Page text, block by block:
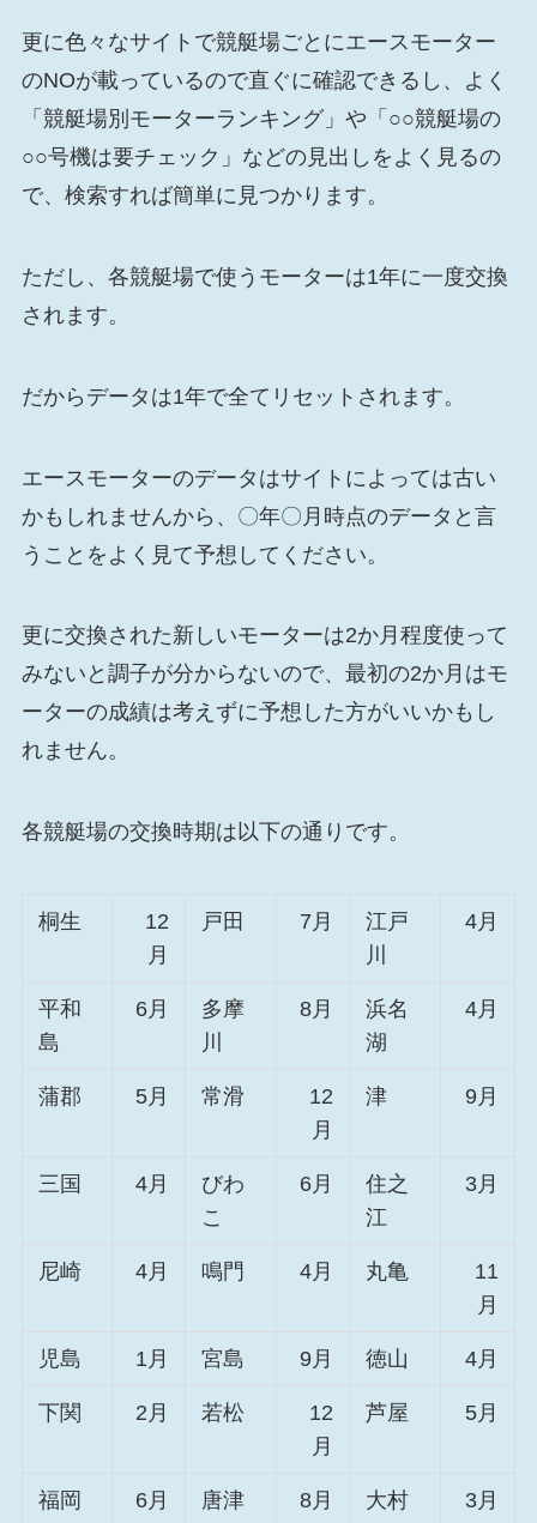
更に色々なサイトで競艇場ごとにエースモーター
のNOが載っているので直ぐに確認できるし、よく
「競艇場別モーターランキング」や「○○競艇場の
○○号機は要チェック」などの見出しをよく見るの
で、検索すれば簡単に見つかります。
ただし、各競艇場で使うモーターは1年に一度交換
されます。
だからデータは1年で全てリセットされます。
エースモーターのデータはサイトによっては古い
かもしれませんから、〇年〇月時点のデータと言
うことをよく見て予想してください。
更に交換された新しいモーターは2か月程度使って
みないと調子が分からないので、最初の2か月はモ
ーターの成績は考えずに予想した方がいいかもし
れません。
各競艇場の交換時期は以下の通りです。
桐生
12
月
戸田 7月
江戸
川
4月
平和
島
6月
多摩
川
8月
浜名
湖
4月
蒲郡 5月 常滑
12
月
津 9月
三国 4月
びわ
こ
6月
住之
江
3月
尼崎 4月 鳴門 4月 丸亀
11
月
児島 1月 宮島 9月 徳山 4月
下関 2月 若松
12
月
芦屋 5月
福岡 6月 唐津 8月 大村 3月